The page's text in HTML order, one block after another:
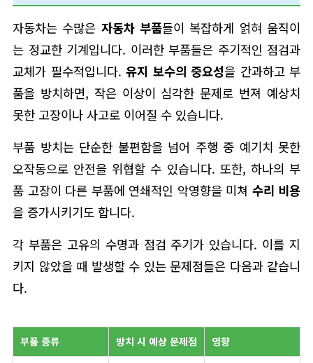
자동차는 수많은 자동차 부품들이 복잡하게 얽혀 움직이
는 정교한 기계입니다. 이러한 부품들은 주기적인 점검과
교체가 필수적입니다. 유지 보수의 중요성을 간과하고 부
품을 방치하면, 작은 이상이 심각한 문제로 번져 예상치
못한 고장이나 사고로 이어질 수 있습니다.
부품 방치는 단순한 불편함을 넘어 주행 중 예기치 못한
오작동으로 안전을 위협할 수 있습니다. 또한, 하나의 부
품 고장이 다른 부품에 연쇄적인 악영향을 미쳐 수리 비용
을 증가시키기도 합니다.
각 부품은 고유의 수명과 점검 주기가 있습니다. 이를 지
키지 않았을 때 발생할 수 있는 문제점들은 다음과 같습니
다.
부품 종류 방치 시 예상 문제점 영향